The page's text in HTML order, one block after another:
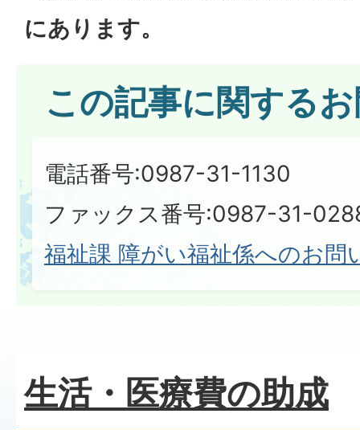
にあります。
この記事に関する
電話番号:0987-31-1130
ファックス番号:0987-31-
福祉課 障がい福祉係へのお問
生活・医療費の助成